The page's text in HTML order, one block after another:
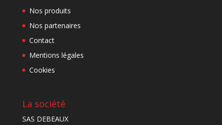
Nos produits
Nos partenaires
Contact
Mentions légales
Cookies
La société
SAS DEBEAUX